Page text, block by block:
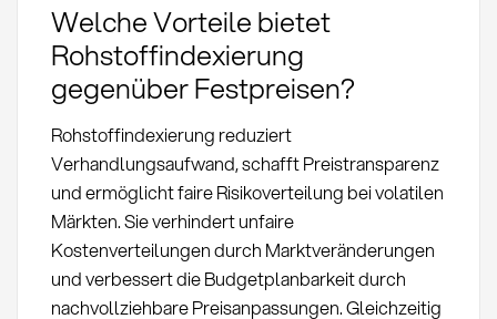
Welche Vorteile bietet
Rohstoffindexierung
gegenüber Festpreisen?
Rohstoffindexierung reduziert
Verhandlungsaufwand, schafft Preistransparenz
und ermöglicht faire Risikoverteilung bei volatilen
Märkten. Sie verhindert unfaire
Kostenverteilungen durch Marktveränderungen
und verbessert die Budgetplanbarkeit durch
nachvollziehbare Preisanpassungen. Gleichzeitig